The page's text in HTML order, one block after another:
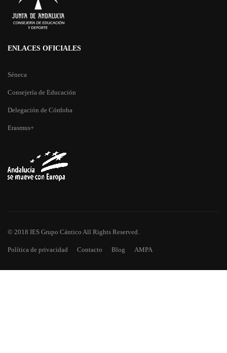
ENLACES OFICIALES
Séneca
Consejería de Educación
Delegación de Córdoba
Erasmus+
© 2018 IES Grupo Cántico All Rights Reserved.
Política de privacidad Contacto Blog AMPA